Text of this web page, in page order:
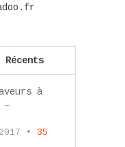
Récents
à
–
• 35